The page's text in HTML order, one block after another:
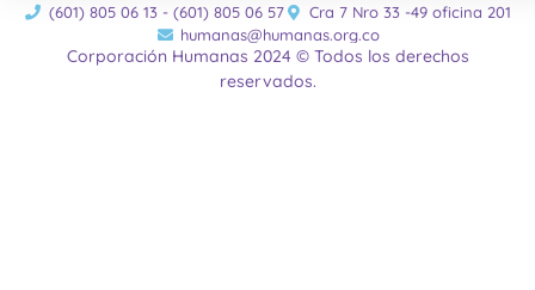
(601) 805 06 13 - (601) 805 06 57
Cra 7 Nro 33 -49 oficina 201
humanas@humanas.org.co
Corporación Humanas 2024 © Todos los derechos
reservados.